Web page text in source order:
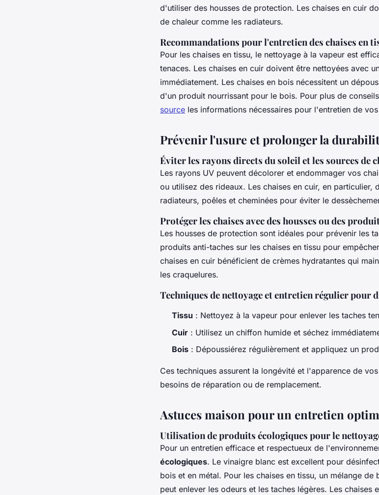
d'utiliser des housses de protection. Les chaises en cuir
de chaleur comme les radiateurs.
Recommandations pour l'entretien des chaises en
Pour les chaises en tissu, le nettoyage à la vapeur est
tenaces. Les chaises en cuir doivent être nettoyées avec
immédiatement. Les chaises en bois nécessitent un
d'un produit nourrissant pour le bois. Pour plus de
source les informations nécessaires pour l'entretien de
Prévenir l'usure et prolonger la
Éviter les rayons directs du soleil et les sources de
Les rayons UV peuvent décolorer et endommager vos
ou utilisez des rideaux. Les chaises en cuir, en particulier,
radiateurs, poêles et cheminées pour éviter le
Protéger les chaises avec des housses ou des
Les housses de protection sont idéales pour prévenir les
produits anti-taches sur les chaises en tissu pour
chaises en cuir bénéficient de crèmes hydratantes qui
les craquelures.
Techniques de nettoyage et entretien régulier pour
Tissu : Nettoyez à la vapeur pour enlever les taches
Cuir : Utilisez un chiffon humide et séchez
Bois : Dépoussiérez régulièrement et appliquez un
Ces techniques assurent la longévité et l'apparence de
besoins de réparation ou de remplacement.
Astuces maison pour un entretien
Utilisation de produits écologiques pour le
Pour un entretien efficace et respectueux de
écologiques. Le vinaigre blanc est excellent pour
bois et en métal. Pour les chaises en tissu, un mélange
peut enlever les odeurs et les taches légères. Les chaises